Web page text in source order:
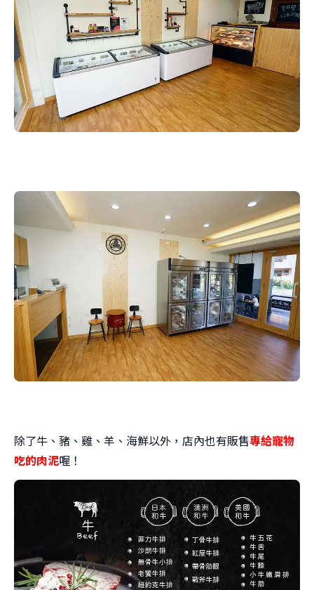
除了牛、豬、雞、羊、海鮮以外，店內也有販售專給寵物
吃的肉泥喔！